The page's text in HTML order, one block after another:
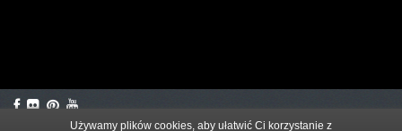
Używamy plików cookies, aby ułatwić Ci korzystanie z